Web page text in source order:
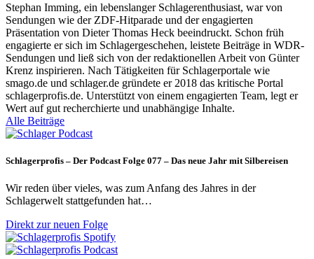
Stephan Imming, ein lebenslanger Schlagerenthusiast, war von
Sendungen wie der ZDF-Hitparade und der engagierten
Präsentation von Dieter Thomas Heck beeindruckt. Schon früh
engagierte er sich im Schlagergeschehen, leistete Beiträge in WDR-
Sendungen und ließ sich von der redaktionellen Arbeit von Günter
Krenz inspirieren. Nach Tätigkeiten für Schlagerportale wie
smago.de und schlager.de gründete er 2018 das kritische Portal
schlagerprofis.de. Unterstützt von einem engagierten Team, legt er
Wert auf gut recherchierte und unabhängige Inhalte.
Alle Beiträge
Schlagerprofis – Der Podcast Folge 077 – Das neue Jahr mit Silbereisen
Wir reden über vieles, was zum Anfang des Jahres in der
Schlagerwelt stattgefunden hat…
Direkt zur neuen Folge